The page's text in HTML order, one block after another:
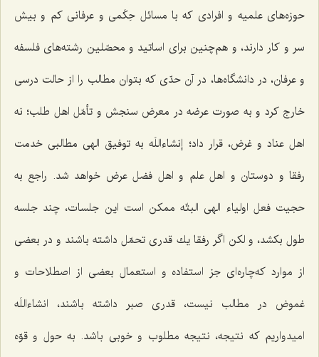
حوزه‌های علمیه و افرادی كه با مسائل حِكَمی و عرفانی كم و بیش
سر و كار دارند، و هم‌چنین برای اساتید و محصّلین رشته‌های فلسفه
و عرفان، در دانشگاه‌ها، در آن حدّی كه بتوان مطالب را از حالت درسی
خارج كرد و به صورت عرضه در معرض سنجش و تأمّل اهل طلب؛ نه
اهل عناد و غرض، قرار داد؛ إنشاءاللَه به توفیق الهی مطالبی خدمت
رفقا و دوستان و اهل علم و اهل فضل عرض خواهد شد. راجع به
حجیت فعل اولیاء الهی البتّه ممكن است این جلسات، چند جلسه
طول بكشد، و لكن اگر رفقا یك قدری تحمّل داشته باشند و در بعضی
از موارد كه‌چاره‌ای جز استفاده و استعمال بعضی از اصطلاحات و
غموض در مطالب نیست، قدری صبر داشته باشند، انشاءاللَه
امیدواریم كه نتیجه، نتیجه مطلوب و خوبی باشد. به حول و قوّه